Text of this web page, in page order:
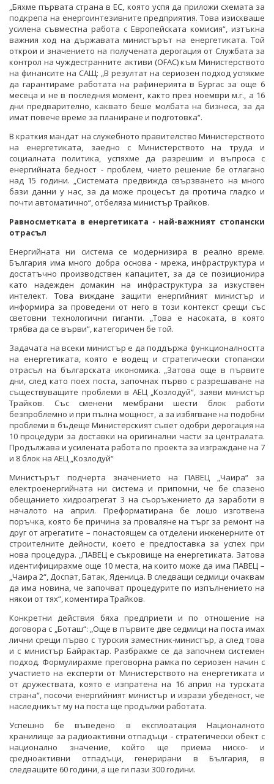
„Бяхме първата страна в ЕС, която успя да приложи схемата за
подкрепа на енергоинтезивните предприятия. Това изискваше
усилена съвместна работа с Европейската комисия“, изтъкна
важния ход на държавата министърът на енергетиката. Той
открои и значението на получената дерогация от Службата за
контрол на чуждестранните активи (OFAC) към Министерството
на финансите на САЩ: „В резултат на сериозен подход успяхме
да гарантираме работата на рафинерията в Бургас за още 6
месеца и не в последния момент, както през ноември м.г., а 16
дни предварително, каквато беше молбата на бизнеса, за да
имат повече време за планиране и подготовка“.
В краткия мандат на служебното правителство Министерството
на енергетиката, заедно с Министерството на труда и
социалната политика, успяхме да разрешим и въпроса с
енергийната бедност - проблем, чието решение бе отлагано
над 15 години. „Системата предвижда свързването на много
бази данни у нас, за да може процесът да протича гладко и
почти автоматично“, отбеляза министър Трайков.
Равносметката в енергетиката - най-важният стопански
отрасъл
Енергийната ни система се модернизира в реално време.
България има много добра основа - мрежа, инфраструктура и
достатъчно производствен капацитет, за да се позиционира
като надежден домакин на инфраструктура за изкуствен
интелект. Това виждане защити енергийният министър и
информира за проведени от него в този контекст срещи със
световни технологични гиганти. „Това е насоката, в която
трябва да се върви“, категоричен бе той.
Задачата на всеки министър е да поддържа функционалността
на енергетиката, която е водещ и стратегически стопански
отрасъл на българската икономика. „Затова още в първите
дни, след като поех поста, започнах първо с разрешаване на
съществуващите проблеми в АЕЦ „Козлодуй“, заяви министър
Трайков. Със сменени мембрани шести блок работи
безпроблемно и при пълна мощност, а за избягване на подобни
проблеми в бъдеще Министерският съвет одобри дерогация на
10 процедури за доставки на оригинални части за централата.
Продължава и усилената работа по проекта за изграждане на 7
и 8 блок на АЕЦ „Козлодуй“
Министърът подчерта значението на ПАВЕЦ „Чаира“ за
електроенергийната ни система и припомни, че бе спазено
обещанието хидроагрегат 3 на съоръжението да заработи в
началото на април. Преформатирана бе лошо изготвена
поръчка, която бе причина за проваляне на търг за ремонт на
друг от агрегатите – понастоящем са отделени инженерните от
строителните дейности, което е предпоставка за успех при
нова процедура. „ПАВЕЦ е съкровище на енергетиката. Затова
идентифицирахме още 10 места, на които може да има ПАВЕЦ –
„Чаира 2“, Доспат, Батак, Яденица. В следващи седмици очаквам
да има новина, че започват процедурите по изпълнението на
някои от тях“, коментира Трайков.
Конкретни действия бяха предприети и по отношение на
договора с „Боташ“: „Още в първите две седмици на поста имах
лични срещи първо с турския заместник-министър, а след това
и с министър Байрактар. Разбрахме се да започнем системен
подход. Формулирахме преговорна рамка по сериозен начин с
участието на експерти от Министерството на енергетиката и
от дружествата, която е изпратена на 16 април на турската
страна“, посочи енергийният министър и изрази убеденост, че
наследникът му на поста ще продължи работата.
Успешно бе въведено в експлоатация Националното
хранилище за радиоактивни отпадъци - стратегически обект с
национално значение, който ще приема ниско- и
средноактивни отпадъци, генерирани в България, в
следващите 60 години, а ще ги пази 300 години.